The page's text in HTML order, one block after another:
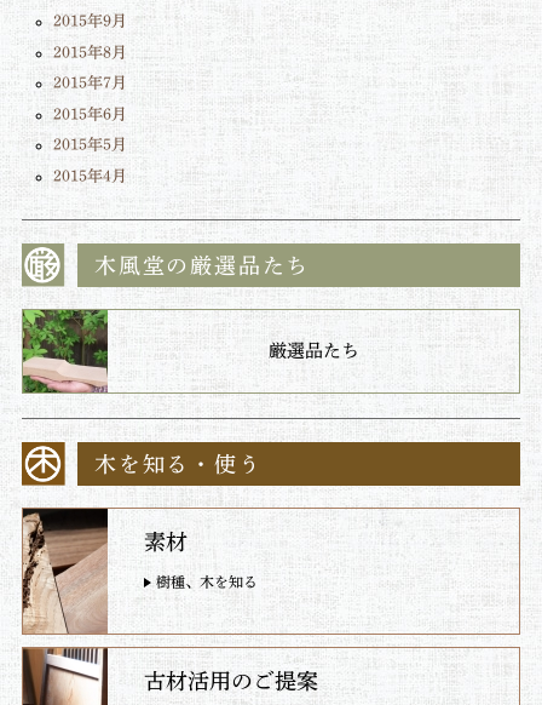
2015年9月
2015年8月
2015年7月
2015年6月
2015年5月
2015年4月
木風堂の厳選品たち
厳選品たち
木を知る・使う
素材
樹種、木を知る
古材活用のご提案